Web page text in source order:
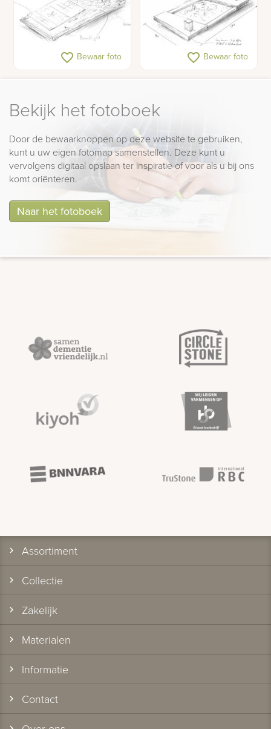
Schets monument met
houten kruis en
favorite_border Bewaar foto
Schets monument met
houten kruis en
favorite_border Bewaar foto
Bekijk het fotoboek
Door de bewaarknoppen op deze website te gebruiken,
kunt u uw eigen fotomap samenstellen. Deze kunt u
vervolgens digitaal opslaan ter inspiratie of voor als u bij ons
komt oriënteren.
Naar het fotoboek
Assortiment
Collectie
Zakelijk
Materialen
Informatie
Contact